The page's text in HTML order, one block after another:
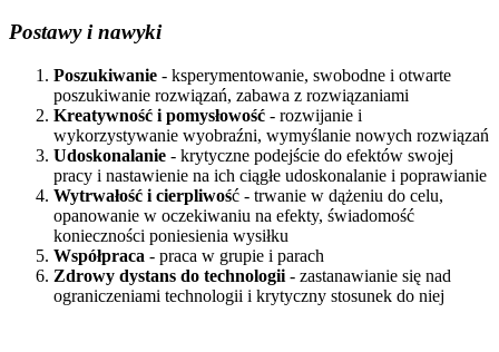
Postawy i nawyki
Poszukiwanie - ksperymentowanie, swobodne i otwarte
poszukiwanie rozwiązań, zabawa z rozwiązaniami
Kreatywność i pomysłowość - rozwijanie i
wykorzystywanie wyobraźni, wymyślanie nowych rozwiązań
Udoskonalanie - krytyczne podejście do efektów swojej
pracy i nastawienie na ich ciągłe udoskonalanie i poprawianie
Wytrwałość i cierpliwość - trwanie w dążeniu do celu,
opanowanie w oczekiwaniu na efekty, świadomość
konieczności poniesienia wysiłku
Współpraca - praca w grupie i parach
Zdrowy dystans do technologii - zastanawianie się nad
ograniczeniami technologii i krytyczny stosunek do niej